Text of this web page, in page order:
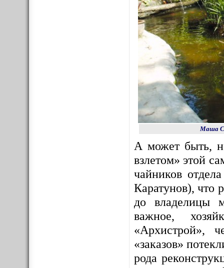
Маша
А может быть,
взлетом» этой
чайников
Каратунов), что
до владелицы
важное,
«Архистрой»,
«заказов»
рода